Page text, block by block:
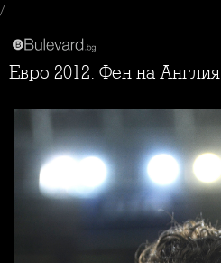
/
Евро 2012: Фен на Англия